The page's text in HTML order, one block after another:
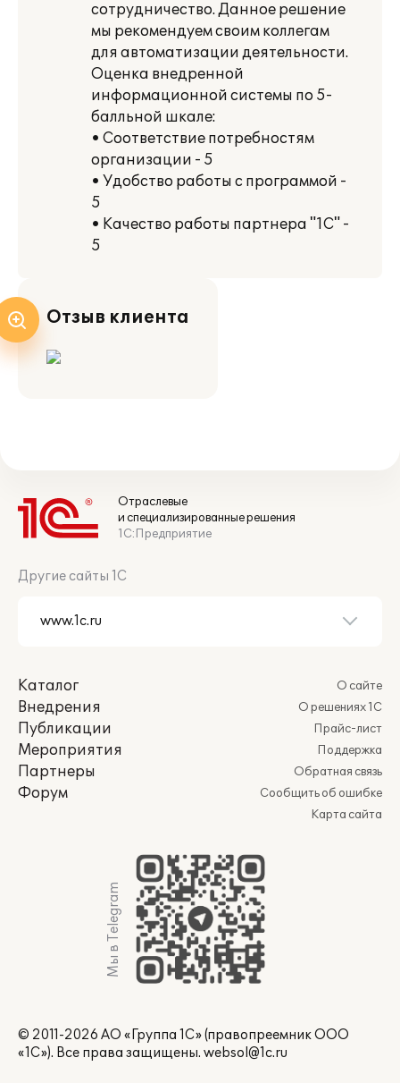
сотрудничество. Данное решение
мы рекомендуем своим коллегам
для автоматизации деятельности.
Оценка внедренной
информационной системы по 5-
балльной шкале:
• Соответствие потребностям
организации - 5
• Удобство работы с программой -
5
• Качество работы партнера "1С" -
5
Отзыв клиента
Отраслевые
и специализированные решения
1С:Предприятие
Другие сайты 1С
Каталог
Внедрения
Публикации
Мероприятия
Партнеры
Форум
О сайте
О решениях 1С
Прайс-лист
Поддержка
Обратная связь
Сообщить об ошибке
Карта сайта
Мы в Telegram
© 2011-2026 АО «Группа 1С» (правопреемник ООО
«1С»). Все права защищены. websol@1c.ru